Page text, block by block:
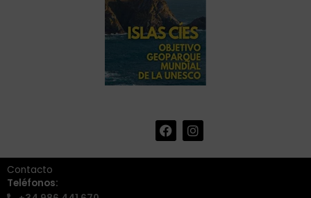
F
a
e
I
n
t
Contacto
Teléfonos: